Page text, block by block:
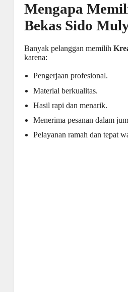
Mengapa
Bekas Sido
Banyak pelanggan memilih
karena:
Pengerjaan profesional.
Material berkualitas.
Hasil rapi dan menarik.
Menerima pesanan dalam
Pelayanan ramah dan tepat